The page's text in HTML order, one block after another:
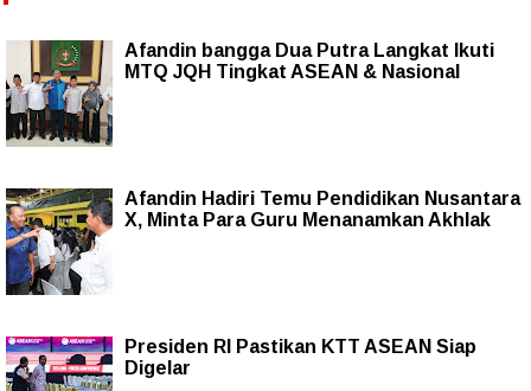
Afandin bangga Dua Putra Langkat Ikuti
MTQ JQH Tingkat ASEAN & Nasional
Afandin Hadiri Temu Pendidikan Nusantara
X, Minta Para Guru Menanamkan Akhlak
Presiden RI Pastikan KTT ASEAN Siap
Digelar